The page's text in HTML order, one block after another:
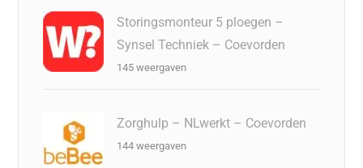
Storingsmonteur 5 ploegen –
Synsel Techniek – Coevorden
145 weergaven
Zorghulp – NLwerkt – Coevorden
144 weergaven